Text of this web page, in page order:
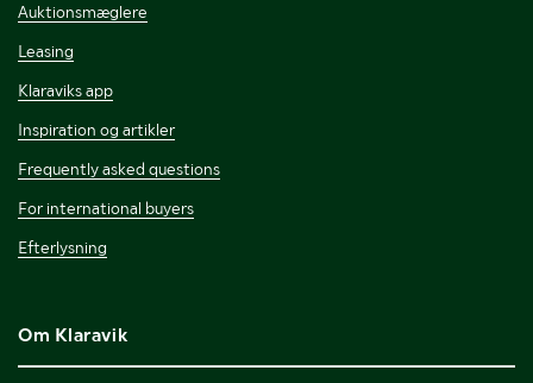
Auktionsmæglere
Leasing
Klaraviks app
Inspiration og artikler
Frequently asked questions
For international buyers
Efterlysning
Om Klaravik